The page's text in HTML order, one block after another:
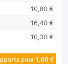
10,80 €
16,40 €
10,30 €
pour 1,00 €